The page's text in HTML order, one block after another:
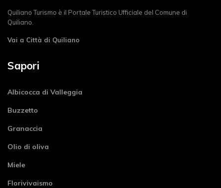
Quiliano Turismo è il Portale Turistico Ufficiale del Comune di
Quiliano.
Vai a Città di Quiliano
Sapori
Albicocca di Valleggia
Buzzetto
Granaccia
Olio di oliva
Miele
Florivivaismo